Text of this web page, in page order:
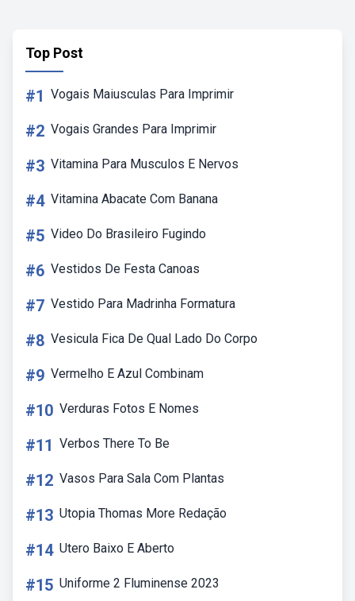
Top Post
#1 Vogais Maiusculas Para Imprimir
#2 Vogais Grandes Para Imprimir
#3 Vitamina Para Musculos E Nervos
#4 Vitamina Abacate Com Banana
#5 Video Do Brasileiro Fugindo
#6 Vestidos De Festa Canoas
#7 Vestido Para Madrinha Formatura
#8 Vesicula Fica De Qual Lado Do Corpo
#9 Vermelho E Azul Combinam
#10 Verduras Fotos E Nomes
#11 Verbos There To Be
#12 Vasos Para Sala Com Plantas
#13 Utopia Thomas More Redação
#14 Utero Baixo E Aberto
#15 Uniforme 2 Fluminense 2023